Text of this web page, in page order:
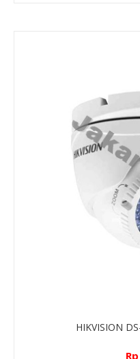
HIKVISION